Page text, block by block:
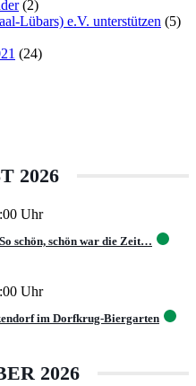
(2)
Lübars) e.V. unterstützen (5)
(24)
2026
Uhr
schön, schön war die Zeit…
Uhr
im Dorfkrug-Biergarten
2026